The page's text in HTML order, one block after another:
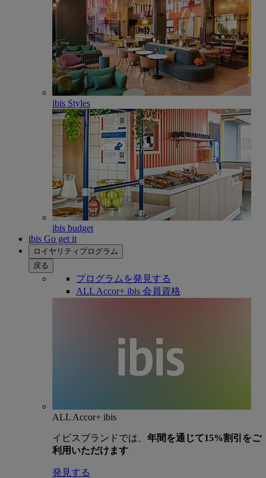
ibis Styles
ibis budget
ibis Go get it
ロイヤリティプログラム
戻る
プログラムを発見する
ALL Accor+ ibis 会員資格
ALL Accor+ ibis
イビスブランドでは、 年間を通じて15%割引をご
利用いただけます
発見する